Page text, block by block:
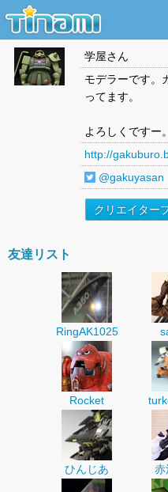
学屋さん
モデラーです。
ってます。
よろしくですー。
http://
@gakuyasan
クリエイター
友達リスト
RingAK1025
Rocket
ひんじあ 赤